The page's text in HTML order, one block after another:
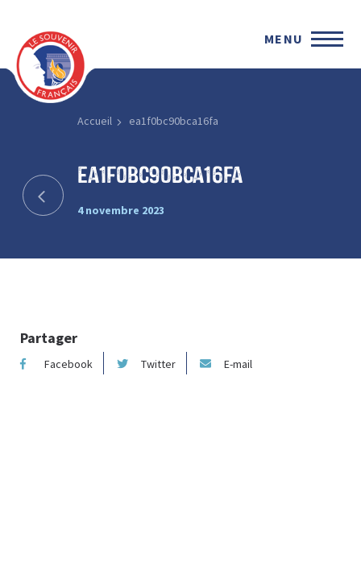
MENU
Accueil ea1f0bc90bca16fa
ea1f0bc90bca16fa
4 novembre 2023
Partager
Facebook Twitter E-mail